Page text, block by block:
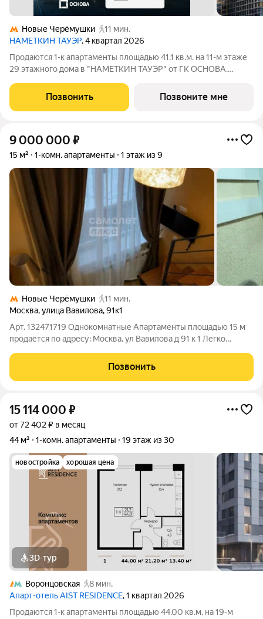
Новые Черёмушки
11 мин.
НАМЕТКИН ТАУЭР, 4 квартал 2026
Продаются 1-к апартаменты площадью 41.1 кв.м. на 11-м этаже
29 этажного дома в "НАМЕТКИН ТАУЭР" от ГК ОСНОВА.
обслуживанием, располагается в районе Черёмушки на Юго-
Западе Москвы. Архитектура от
Позвонить Позвоните мне
9 000 000 ₽
15 м² 1-комн. апартаменты 1 этаж из 9
Новые Черёмушки
11 мин.
Москва,улица Вавилова,91к1
Арт. 132471719 Однокомнатные Апартаменты площадью 15 м
продаётся по адресу: Москва, ул Вавилова д 91 к 1 Легко
продажа. -Возможна ипотека. -По документам: СВОЙ
ОТДЕЛЬНЫЙ КАДАСТРОВЫЙ НОМЕР ( не
Позвонить
15 114 000 ₽
от 72 402 ₽ в месяц
44 м²
1-комн. апартаменты 19 этаж из 30
новостройка хорошая цена
3D-тур
Воронцовская
8 мин.
Апарт-отель AIST RESIDENCE, 1 квартал 2026
Продаются 1-к апартаменты площадью 44.00 кв.м. на 19-м